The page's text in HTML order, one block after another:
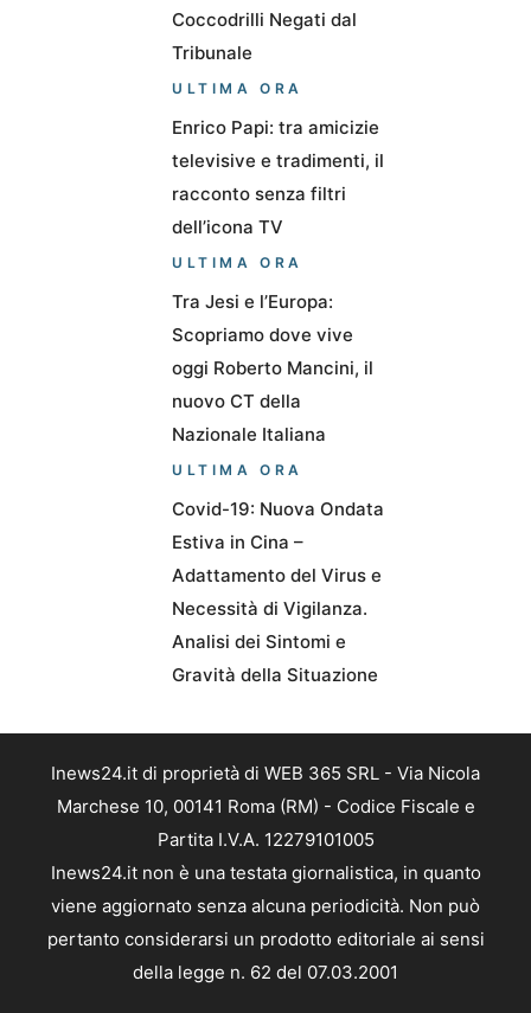
Coccodrilli Negati dal
Tribunale
ULTIMA ORA
Enrico Papi: tra amicizie
televisive e tradimenti, il
racconto senza filtri
dell’icona TV
ULTIMA ORA
Tra Jesi e l’Europa:
Scopriamo dove vive
oggi Roberto Mancini, il
nuovo CT della
Nazionale Italiana
ULTIMA ORA
Covid-19: Nuova Ondata
Estiva in Cina –
Adattamento del Virus e
Necessità di Vigilanza.
Analisi dei Sintomi e
Gravità della Situazione
Inews24.it di proprietà di WEB 365 SRL - Via Nicola
Marchese 10, 00141 Roma (RM) - Codice Fiscale e
Partita I.V.A. 12279101005
Inews24.it non è una testata giornalistica, in quanto
viene aggiornato senza alcuna periodicità. Non può
pertanto considerarsi un prodotto editoriale ai sensi
della legge n. 62 del 07.03.2001